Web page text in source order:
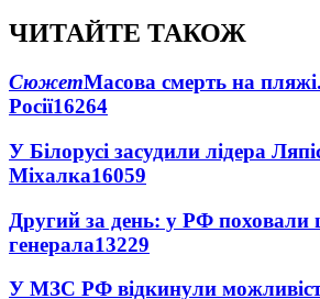
ЧИТАЙТЕ ТАКОЖ
СюжетМасова смерть на
Росії16264
У Білорусі засудили лідера
Міхалка16059
Другий за день: у РФ поховали
генерала13229
У МЗС РФ відкинули